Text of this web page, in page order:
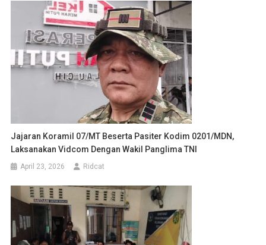
Jajaran Koramil 07/MT Beserta Pasiter Kodim 0201/MDN,
Laksanakan Vidcom Dengan Wakil Panglima TNI
April 23, 2026 Ridcat